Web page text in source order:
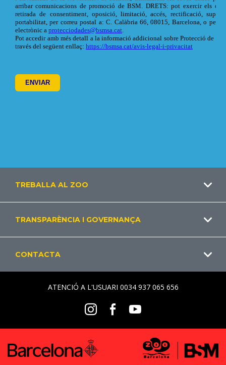
Footer
TREBALLA AL ZOO
TRANSPARÈNCIA I GOVERNANÇA
CONTACTA
ATENCIÓ A L'USUARI 0034 937 065 656
Menu
InstagramFacebook